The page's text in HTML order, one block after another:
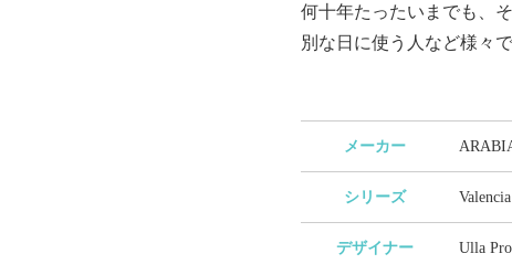
何十年たったいまでも、
別な日に使う人など様々
メーカー
シリーズ
デザイナー Ulla